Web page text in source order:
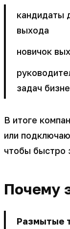
кандидаты
выхода
новичок
задач
В итоге
или
чтобы быстро
Почему
Размытые